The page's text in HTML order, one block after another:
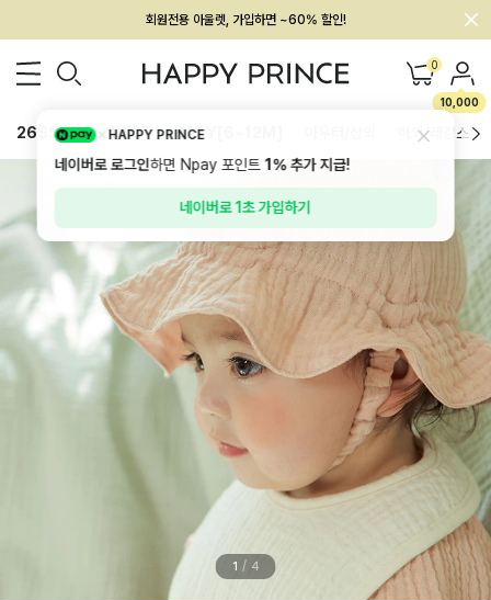
멤버십 최대 28,000원 혜택
0
10,000
26SS 신상 BEST BABY[6~12M] 하의/레깅스
1 / 4
HAPPY PRINCE
네이버로 로그인하면 Npay 포인트1%추가 지급!
네이버로 1초 가입하기